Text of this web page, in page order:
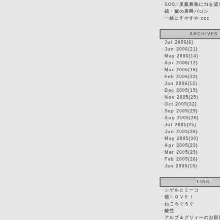
・ SOS!!里親募集に力を貸
・ 続・猫の男爵バロン
・ 一緒にすやすや zzz
ARCHIVES
・ Jul 2006(6)
・ Jun 2006(21)
・ May 2006(14)
・ Apr 2006(12)
・ Mar 2006(16)
・ Feb 2006(22)
・ Jan 2006(12)
・ Dec 2005(15)
・ Nov 2005(25)
・ Oct 2005(32)
・ Sep 2005(29)
・ Aug 2005(26)
・ Jul 2005(25)
・ Jun 2005(26)
・ May 2005(30)
・ Apr 2005(23)
・ Mar 2005(29)
・ Feb 2005(26)
・ Jan 2005(18)
LINK
・ シゲルとミーコ
・ 猫ＬＯＶＥ！
・ ねころぐろぐ
・ 酸性
・ アルブ＆グリィーのお部